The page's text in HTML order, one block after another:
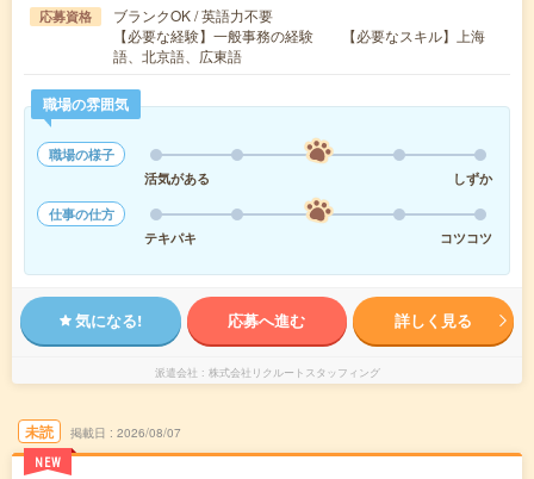
応募資格
ブランクOK / 英語力不要
【必要な経験】一般事務の経験 【必要なスキル】上海
語、北京語、広東語
職場の雰囲気
職場の様子
活気がある
しずか
仕事の仕方
テキパキ
コツコツ
気になる! 応募へ進む 詳しく見る
派遣会社 株式会社リクルートスタッフィング
未読
NEW
掲載日 2026/08/07